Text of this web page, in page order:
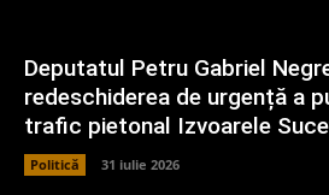
Deputatul Petru Gabriel
redeschiderea de urgență a
trafic pietonal Izvoarele
Politică 31 iulie 2026